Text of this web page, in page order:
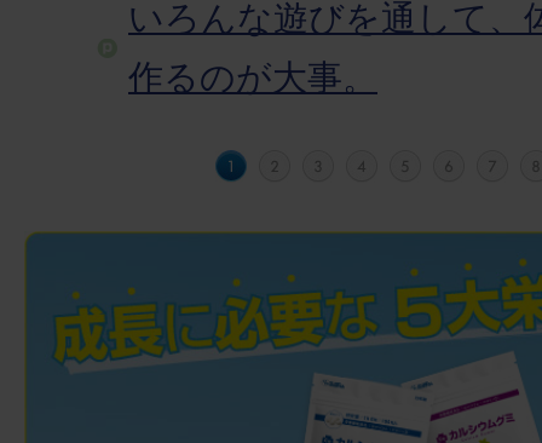
いろんな遊びを通して、
作るのが大事。